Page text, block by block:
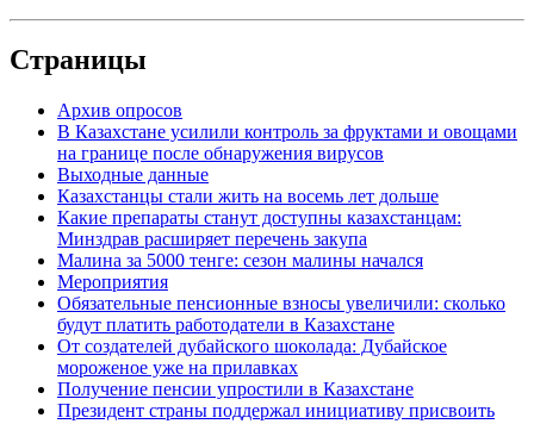
Страницы
Архив опросов
В Казахстане усилили контроль за фруктами и овощами
на границе после обнаружения вирусов
Выходные данные
Казахстанцы стали жить на восемь лет дольше
Какие препараты станут доступны казахстанцам:
Минздрав расширяет перечень закупа
Малина за 5000 тенге: сезон малины начался
Мероприятия
Обязательные пенсионные взносы увеличили: сколько
будут платить работодатели в Казахстане
От создателей дубайского шоколада: Дубайское
мороженое уже на прилавках
Получение пенсии упростили в Казахстане
Президент страны поддержал инициативу присвоить